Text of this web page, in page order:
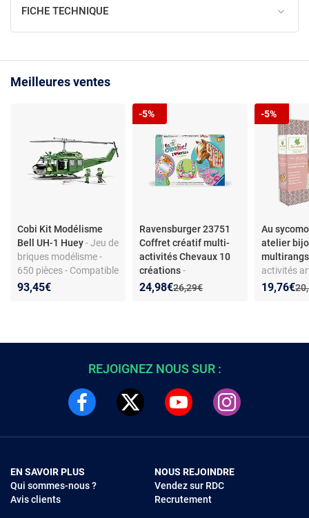
FICHE TECHNIQUE
Meilleures ventes
Cobi Kit Modélisme
Bell UH-1 Huey- Jeu de
briques modélisme -
650 pièces - Compatible
autres marques
93,45€
Ravensburger 23751
Coffret créatif multi-
activités Chevaux 10
créations-
Ravensburger Be
Ancien prix :
26,29€
Nouveau prix :
24,98€
Réduction de :
-5%
Au
atelier
activités
bijoux -
Nouveau
19,76€
-5%
REJOIGNEZ NOUS SUR :
EN SAVOIR PLUS
Qui sommes-nous ?
Avis clients
NOUS REJOINDRE
Vendez sur RDC
Recrutement